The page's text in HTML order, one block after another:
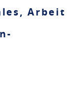
Arbeit